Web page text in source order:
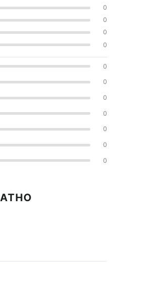
0
0
0
0
0
0
0
0
0
0
0